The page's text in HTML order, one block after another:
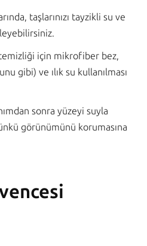
taşlarınızı tayzikli su ve
için mikrofiber bez,
gibi) ve ılık su kullanılması
sonra yüzeyi suyla
görünümünü korumasına